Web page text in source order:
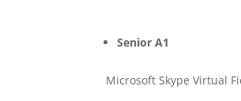
Senior A1
Microsoft Skype Virtual